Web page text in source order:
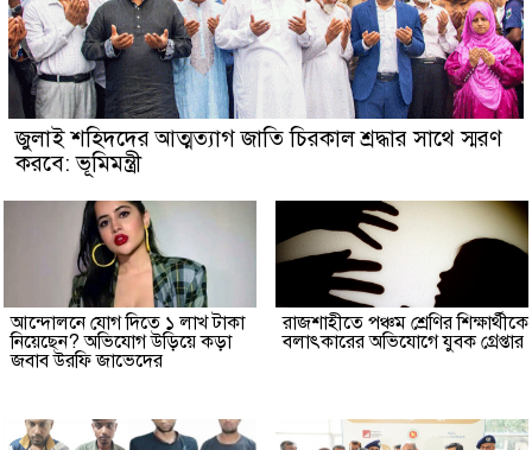
জুলাই শহিদদের আত্মত্যাগ জাতি চিরকাল শ্রদ্ধার সাথে স্মরণ
করবে: ভূমিমন্ত্রী
আন্দোলনে যোগ দিতে ১ লাখ টাকা
নিয়েছেন? অভিযোগ উড়িয়ে কড়া
জবাব উরফি জাভেদের
রাজশাহীতে পঞ্চম শ্রেণির শিক্ষার্থীকে
বলাৎকারের অভিযোগে যুবক গ্রেপ্তার